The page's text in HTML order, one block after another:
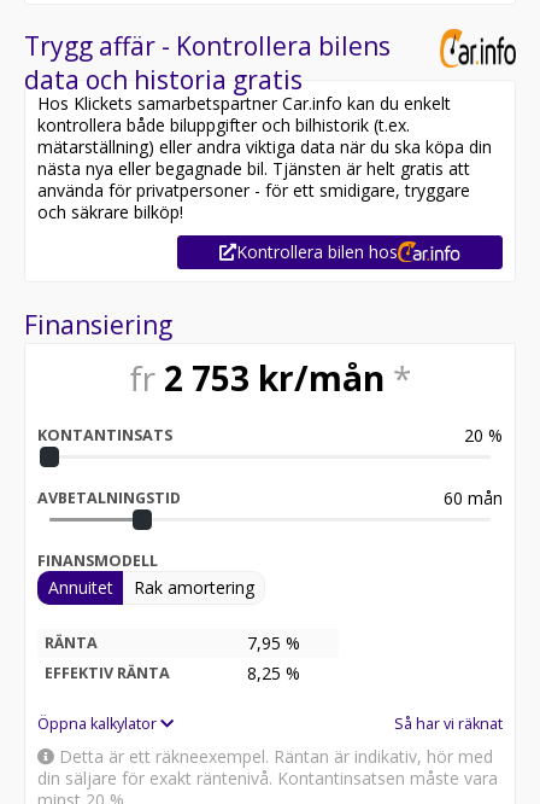
Trygg affär - Kontrollera bilens
data och historia gratis
Hos Klickets samarbetspartner Car.info kan du enkelt
kontrollera både biluppgifter och bilhistorik (t.ex.
mätarställning) eller andra viktiga data när du ska köpa din
nästa nya eller begagnade bil. Tjänsten är helt gratis att
använda för privatpersoner - för ett smidigare, tryggare
och säkrare bilköp!
Kontrollera bilen hos
Finansiering
fr 2 753 kr/mån *
KONTANTINSATS 20 %
AVBETALNINGSTID 60 mån
FINANSMODELL
Annuitet Rak amortering
RÄNTA 7,95 %
EFFEKTIV RÄNTA 8,25 %
Öppna kalkylator Så har vi räknat
Detta är ett räkneexempel. Räntan är indikativ, hör med
din säljare för exakt räntenivå. Kontantinsatsen måste vara
minst 20 %.